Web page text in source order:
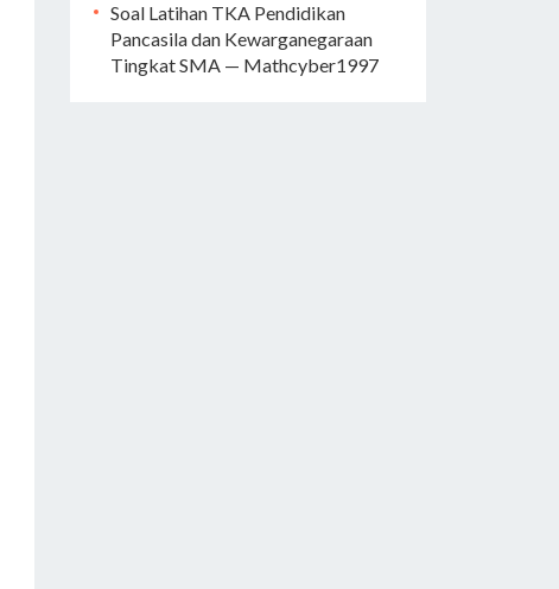
Soal Latihan TKA Pendidikan
Pancasila dan Kewarganegaraan
Tingkat SMA — Mathcyber1997